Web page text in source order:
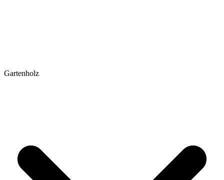
Gartenholz